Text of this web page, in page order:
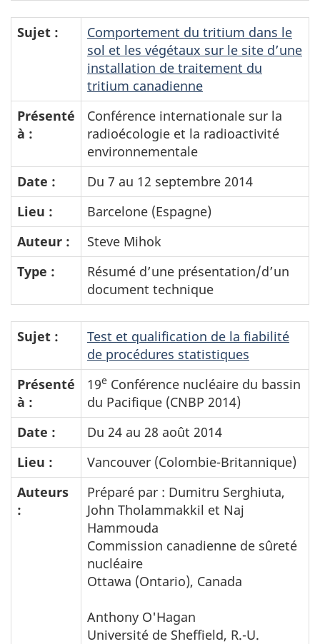
Sujet :
Comportement du tritium dans le
sol et les végétaux sur le site d’une
installation de traitement du
tritium canadienne
Présenté
à :
Conférence internationale sur la
radioécologie et la radioactivité
environnementale
Date :
Du 7 au 12 septembre 2014
Lieu :
Barcelone (Espagne)
Auteur :
Steve Mihok
Type :
Résumé d’une présentation/d’un
document technique
Sujet :
Test et qualification de la fiabilité
de procédures statistiques
Présenté
à :
19e Conférence nucléaire du bassin
du Pacifique (CNBP 2014)
Date :
Du 24 au 28 août 2014
Lieu :
Vancouver (Colombie-Britannique)
Auteurs
:
Préparé par : Dumitru Serghiuta,
John Tholammakkil et Naj
Hammouda
Commission canadienne de sûreté
nucléaire
Ottawa (Ontario), Canada
Anthony O'Hagan
Université de Sheffield, R.-U.